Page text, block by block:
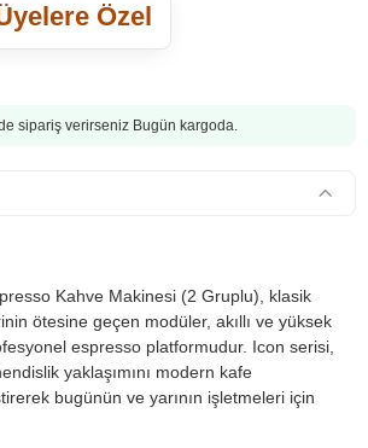
Özel
sipariş verirseniz Bugün kargoda.
Kahve Makinesi (2 Gruplu), klasik
ötesine geçen modüler, akıllı ve yüksek
espresso platformudur. Icon serisi,
yaklaşımını modern kafe
bugünün ve yarının işletmeleri için